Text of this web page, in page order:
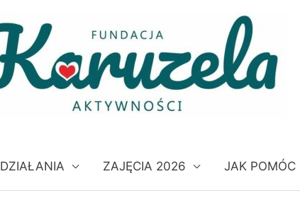
DZIAŁANIA ZAJĘCIA 2026 JAK POMÓC